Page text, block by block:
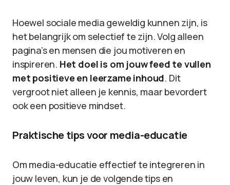
Hoewel sociale media geweldig kunnen zijn, is
het belangrijk om selectief te zijn. Volg alleen
pagina’s en mensen die jou motiveren en
inspireren. Het doel is om jouw feed te vullen
met positieve en leerzame inhoud. Dit
vergroot niet alleen je kennis, maar bevordert
ook een positieve mindset.
Praktische tips voor media-educatie
Om media-educatie effectief te integreren in
jouw leven, kun je de volgende tips en